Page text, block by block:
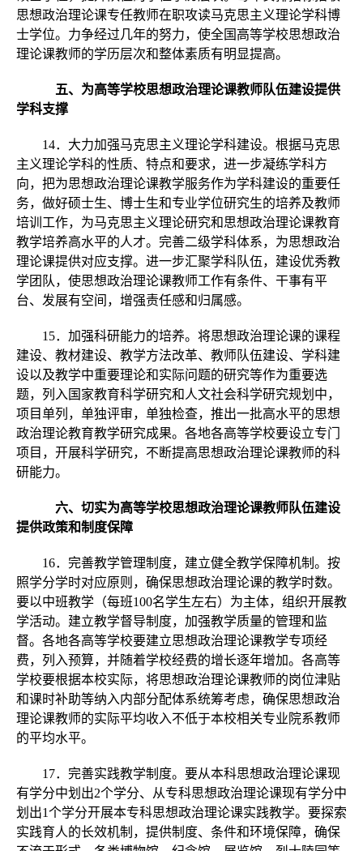
思想政治理论课专任教师在职攻读马克思主义理论学科博
士学位。力争经过几年的努力，使全国高等学校思想政治
理论课教师的学历层次和整体素质有明显提高。
五、为高等学校思想政治理论课教师队伍建设提供
学科支撑
14．大力加强马克思主义理论学科建设。根据马克思
主义理论学科的性质、特点和要求，进一步凝练学科方
向，把为思想政治理论课教学服务作为学科建设的重要任
务，做好硕士生、博士生和专业学位研究生的培养及教师
培训工作，为马克思主义理论研究和思想政治理论课教育
教学培养高水平的人才。完善二级学科体系，为思想政治
理论课提供对应支撑。进一步汇聚学科队伍，建设优秀教
学团队，使思想政治理论课教师工作有条件、干事有平
台、发展有空间，增强责任感和归属感。
15．加强科研能力的培养。将思想政治理论课的课程
建设、教材建设、教学方法改革、教师队伍建设、学科建
设以及教学中重要理论和实际问题的研究等作为重要选
题，列入国家教育科学研究和人文社会科学研究规划中，
项目单列，单独评审，单独检查，推出一批高水平的思想
政治理论教育教学研究成果。各地各高等学校要设立专门
项目，开展科学研究，不断提高思想政治理论课教师的科
研能力。
六、切实为高等学校思想政治理论课教师队伍建设
提供政策和制度保障
16．完善教学管理制度，建立健全教学保障机制。按
照学分学时对应原则，确保思想政治理论课的教学时数。
要以中班教学（每班100名学生左右）为主体，组织开展教
学活动。建立教学督导制度，加强教学质量的管理和监
督。各地各高等学校要建立思想政治理论课教学专项经
费，列入预算，并随着学校经费的增长逐年增加。各高等
学校要根据本校实际，将思想政治理论课教师的岗位津贴
和课时补助等纳入内部分配体系统筹考虑，确保思想政治
理论课教师的实际平均收入不低于本校相关专业院系教师
的平均水平。
17．完善实践教学制度。要从本科思想政治理论课现
有学分中划出2个学分、从专科思想政治理论课现有学分中
划出1个学分开展本专科思想政治理论课实践教学。要探索
实践育人的长效机制，提供制度、条件和环境保障，确保